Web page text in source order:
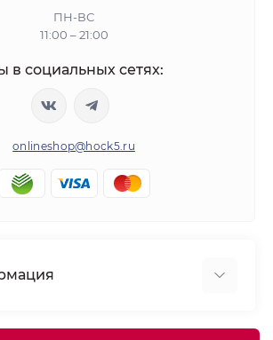
ПН-ВС
11:00 – 21:00
в социальных сетях:
onlineshop@hock5.ru